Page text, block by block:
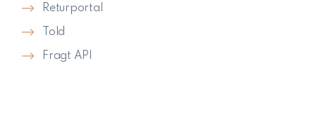
Returportal
Told
Fragt API